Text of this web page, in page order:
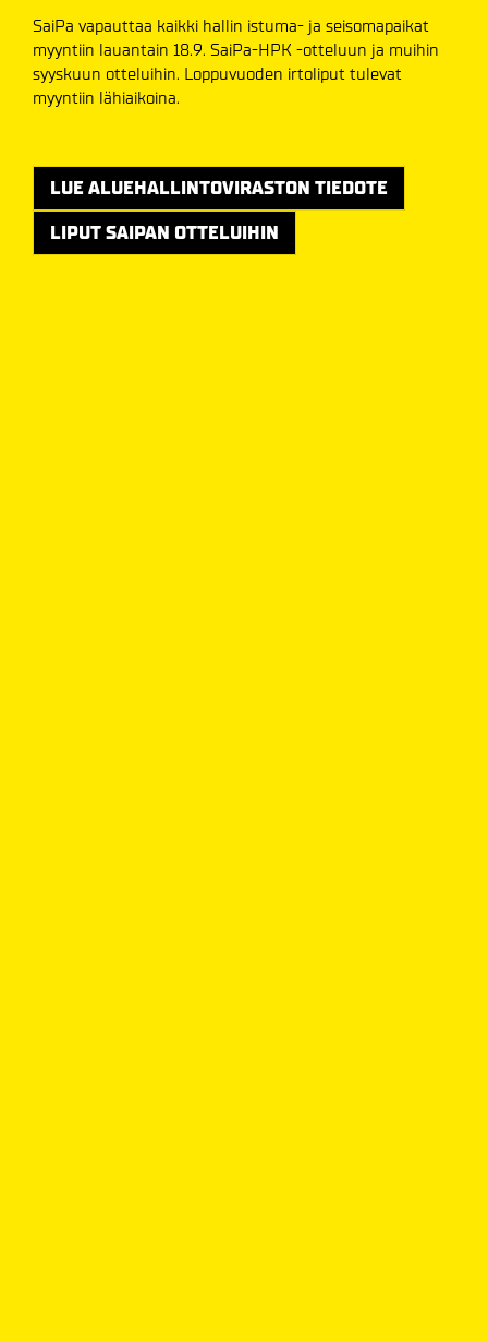
SaiPa vapauttaa kaikki hallin istuma- ja seisomapaikat
myyntiin lauantain 18.9. SaiPa-HPK -otteluun ja muihin
syyskuun otteluihin. Loppuvuoden irtoliput tulevat
myyntiin lähiaikoina.
LUE ALUEHALLINTOVIRASTON TIEDOTE
LIPUT SAIPAN OTTELUIHIN